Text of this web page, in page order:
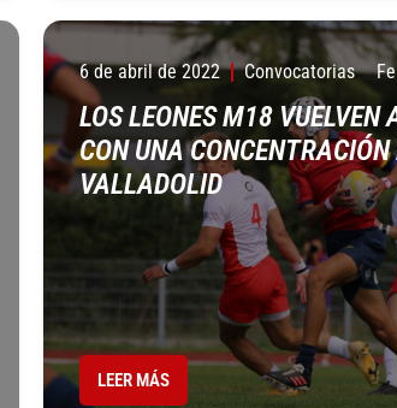
6 de abril de 2022 Convocatorias
LOS LEONES M18 VUELVEN
CON UNA CONCENTRACIÓN
VALLADOLID
LEER MÁS